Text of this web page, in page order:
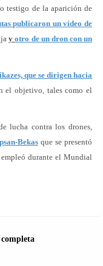
testigo de la aparición de
publicaron un vídeo de
yotro de un dron con un
que se dirigen hacia
el objetivo, tales como el
lucha contra los drones,
Bekas que se presentó
durante el Mundial